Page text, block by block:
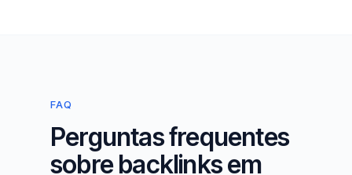
FAQ
Perguntas frequentes
sobre backlinks em